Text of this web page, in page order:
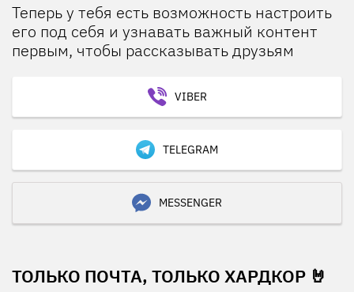
Теперь у тебя есть возможность настроить
его под себя и узнавать важный контент
первым, чтобы рассказывать друзьям
VIBER
TELEGRAM
MESSENGER
ТОЛЬКО ПОЧТА, ТОЛЬКО ХАРДКОР 🤘